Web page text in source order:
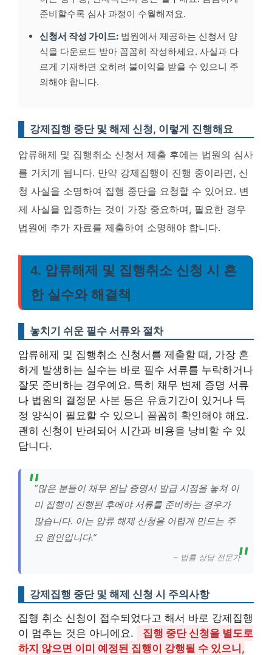
준비할수록 심사 과정이 수월해져요.
신청서 작성 가이드: 법원에서 제공하는 신청서 양
식을 다운로드 받아 꼼꼼히 작성하세요. 사실과 다
르게 기재하면 오히려 불이익을 받을 수 있으니 주
의해야 합니다.
강제집행 중단 및 해제 신청, 이렇게 진행해요
압류해제 및 집행취소 신청서 제출 후에는 법원의 심사
를 거치게 됩니다. 만약 강제집행이 진행 중이라면, 신
청 사실을 소명하여 집행 중단을 요청할 수 있어요. 변
제 사실을 입증하는 것이 가장 중요하며, 필요한 경우
법원에 추가 자료를 제출하여 소명해야 합니다.
4. 압류해제 및 집행취소 신청 시 흔
한 실수와 해결책
놓치기 쉬운 필수 서류와 절차
압류해제 및 집행취소 신청서를 제출할 때, 가장 흔
하게 발생하는 실수는 바로 필수 서류를 누락하거나
잘못 준비하는 경우예요. 특히 채무 변제 증명 서류
나 법원의 결정문 사본 등은 유효기간이 있거나 특
정 양식이 필요할 수 있으니 꼼꼼히 확인해야 해요.
괜히 신청이 반려되어 시간과 비용을 낭비할 수 있
답니다.
“많은 분들이 채무 완납 증명서 발급 시점을 놓쳐 이
미 집행이 진행된 후에야 서류를 준비하는 경우가
많습니다. 이는 압류 해제 신청을 어렵게 만드는 주
요 원인입니다.”
– 법률 상담 전문가
강제집행 중단 및 해제 신청 시 주의사항
집행 취소 신청이 접수되었다고 해서 바로 강제집행
이 멈추는 것은 아니에요.
집행 중단 신청을 별도로
하지 않으면 이미 예정된 집행이 강행될 수 있으니,